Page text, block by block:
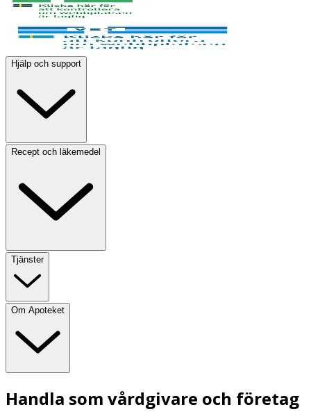
Hjälp och support
Recept och läkemedel
Tjänster
Om Apoteket
Handla som vårdgivare och företag